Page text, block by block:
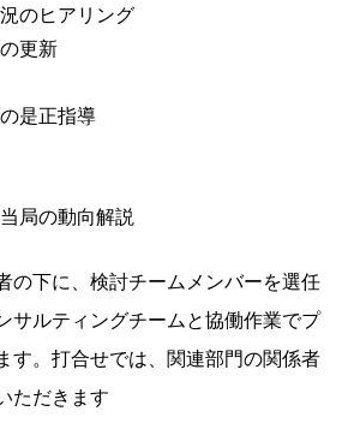
のヒアリング
更新
是正指導
局の動向解説
の下に、検討チームメンバーを選任
サルティングチームと協働作業でプ
す。打合せでは、関連部門の関係者
ただきます